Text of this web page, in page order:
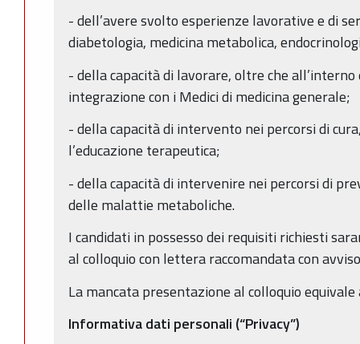
- dell’avere svolto esperienze lavorative e di
diabetologia, medicina metabolica,
- della capacità di lavorare, oltre che
integrazione con i Medici di medicina generale;
- della capacità di intervento nei percorsi di
l’educazione terapeutica;
- della capacità di intervenire nei percorsi di
delle malattie metaboliche.
I candidati in possesso dei requisiti richiesti
al colloquio con lettera raccomandata con
La mancata presentazione al colloquio
Informativa dati personali (“Privacy”)